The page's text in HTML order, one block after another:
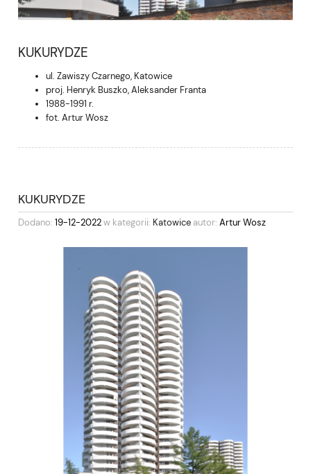
KUKURYDZE
ul. Zawiszy Czarnego, Katowice
proj. Henryk Buszko, Aleksander Franta
1988-1991 r.
fot. Artur Wosz
KUKURYDZE
Dodano: 19-12-2022w kategorii: Katowice autor: Artur Wosz